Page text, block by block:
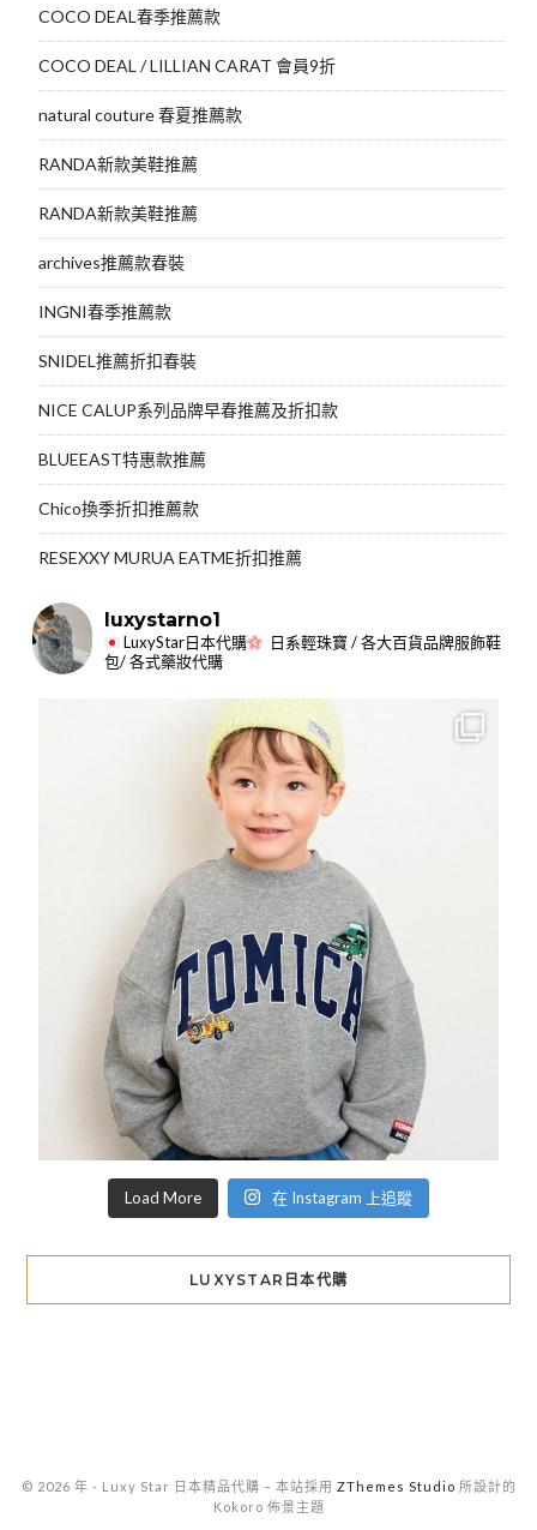
COCO DEAL春季推薦款
COCO DEAL / LILLIAN CARAT 會員9折
natural couture 春夏推薦款
RANDA新款美鞋推薦
RANDA新款美鞋推薦
archives推薦款春裝
INGNI春季推薦款
SNIDEL推薦折扣春裝
NICE CALUP系列品牌早春推薦及折扣款
BLUEEAST特惠款推薦
Chico換季折扣推薦款
RESEXXY MURUA EATME折扣推薦
luxystarno1
LuxyStar日本代購
日系輕珠寶 / 各大百貨品牌服飾鞋
包/ 各式藥妝代購
Load More 在 Instagram 上追蹤
LUXYSTAR日本代購
© 2026 年 - Luxy Star 日本精品代購 – 本站採用 ZThemes Studio 所設計的
Kokoro 佈景主題